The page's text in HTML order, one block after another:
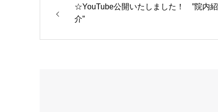
☆YouTube公開いたしました！ ”院内紹
介”